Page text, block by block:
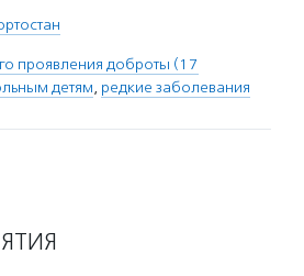
проявления доброты (17
детям, редкие заболевания